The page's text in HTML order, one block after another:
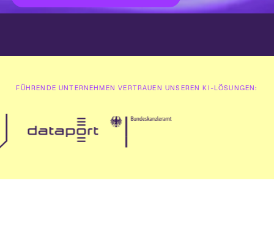
FÜHRENDE UNTERNEHMEN VERTRAUEN UNSEREN KI-LÖSUNGEN: